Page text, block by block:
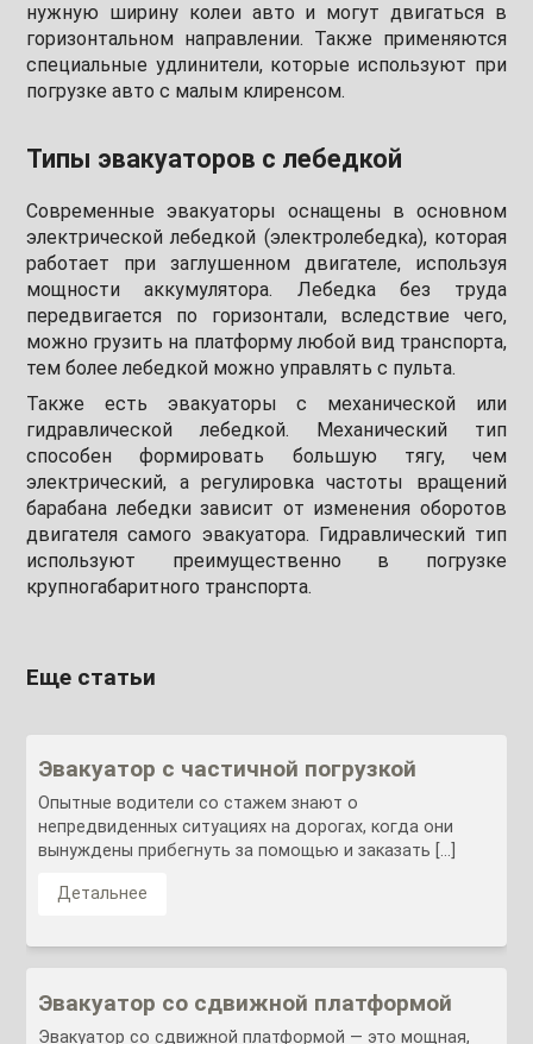
нужную ширину колеи авто и могут двигаться в
горизонтальном направлении. Также применяются
специальные удлинители, которые используют при
погрузке авто с малым клиренсом.
Типы эвакуаторов с лебедкой
Современные эвакуаторы оснащены в основном
электрической лебедкой (электролебедка), которая
работает при заглушенном двигателе, используя
мощности аккумулятора. Лебедка без труда
передвигается по горизонтали, вследствие чего,
можно грузить на платформу любой вид транспорта,
тем более лебедкой можно управлять с пульта.
Также есть эвакуаторы с механической или
гидравлической лебедкой. Механический тип
способен формировать большую тягу, чем
электрический, а регулировка частоты вращений
барабана лебедки зависит от изменения оборотов
двигателя самого эвакуатора. Гидравлический тип
используют преимущественно в погрузке
крупногабаритного транспорта.
Еще статьи
Эвакуатор с частичной погрузкой
Опытные водители со стажем знают о
непредвиденных ситуациях на дорогах, когда они
вынуждены прибегнуть за помощью и заказать […]
Детальнее
Эвакуатор со сдвижной платформой
Эвакуатор со сдвижной платформой — это мощная,